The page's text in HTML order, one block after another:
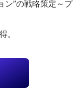
ン”の戦略策定～プ
。